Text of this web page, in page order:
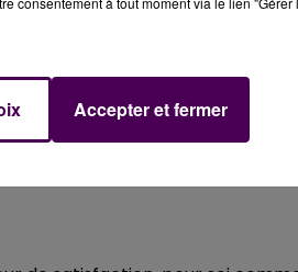
simplement rebutées par la
le stylo, bien que souvent
n’y a"pas besoin de
Accepter et fermer